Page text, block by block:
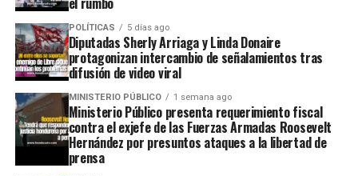
POLÍTICAS 5 días ago
Diputadas Sherly Arriaga y Linda Donaire
protagonizan intercambio de señalamientos tras
difusión de video viral
MINISTERIO PÚBLICO 1 semana ago
Ministerio Público presenta requerimiento fiscal
contra el exjefe de las Fuerzas Armadas Roosevelt
Hernández por presuntos ataques a la libertad de
prensa